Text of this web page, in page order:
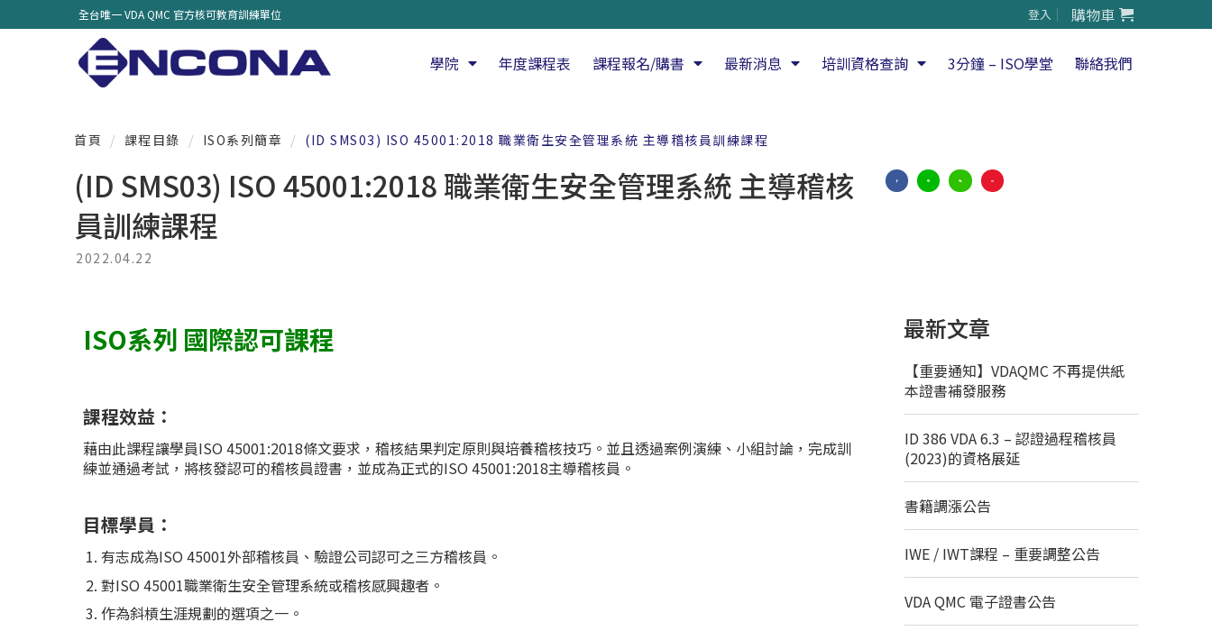
全台唯一 VDA QMC 官方核可教育訓練單位 登入 購物車
學院 年度課程表 課程報名/購書 最新消息 培訓資格查詢 3分鐘 – ISO學堂 聯絡我們
首頁 / 課程目錄 / ISO系列簡章 / (ID SMS03) ISO 45001:2018 職業衛生安全管理系統 主導稽核員訓練課程
(ID SMS03) ISO 45001:2018 職業衛生安全管理系統 主導稽核
員訓練課程
2022.04.22
ISO系列 國際認可課程
課程效益：
藉由此課程讓學員ISO 45001:2018條文要求，稽核結果判定原則與培養稽核技巧。並且透過案例演練、小組討論，完成訓
練並通過考試，將核發認可的稽核員證書，並成為正式的ISO 45001:2018主導稽核員。
目標學員：
有志成為ISO 45001外部稽核員、驗證公司認可之三方稽核員。
對ISO 45001職業衛生安全管理系統或稽核感興趣者。
作為斜槓生涯規劃的選項之一。
最新文章
【重要通知】VDAQMC 不再提供紙
本證書補發服務
ID 386 VDA 6.3 – 認證過程稽核員
(2023)的資格展延
書籍調漲公告
IWE / IWT課程 – 重要調整公告
VDA QMC 電子證書公告